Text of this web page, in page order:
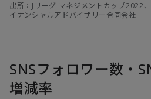
出所：Jリーグ マネジメントカップ2022
イナンシャルアドバイザリー合同会社
SNSフォロワー数・
増減率